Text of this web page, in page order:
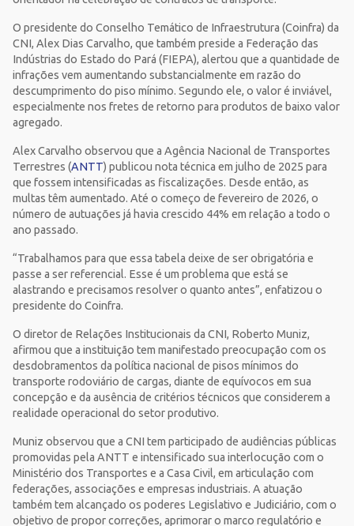
O presidente do Conselho Temático de Infraestrutura (Coinfra) da
CNI, Alex Dias Carvalho, que também preside a Federação das
Indústrias do Estado do Pará (FIEPA), alertou que a quantidade de
infrações vem aumentando substancialmente em razão do
descumprimento do piso mínimo. Segundo ele, o valor é inviável,
especialmente nos fretes de retorno para produtos de baixo valor
agregado.
Alex Carvalho observou que a Agência Nacional de Transportes
Terrestres (ANTT) publicou nota técnica em julho de 2025 para
que fossem intensificadas as fiscalizações. Desde então, as
multas têm aumentado. Até o começo de fevereiro de 2026, o
número de autuações já havia crescido 44% em relação a todo o
ano passado.
“Trabalhamos para que essa tabela deixe de ser obrigatória e
passe a ser referencial. Esse é um problema que está se
alastrando e precisamos resolver o quanto antes”, enfatizou o
presidente do Coinfra.
O diretor de Relações Institucionais da CNI, Roberto Muniz,
afirmou que a instituição tem manifestado preocupação com os
desdobramentos da política nacional de pisos mínimos do
transporte rodoviário de cargas, diante de equívocos em sua
concepção e da ausência de critérios técnicos que considerem a
realidade operacional do setor produtivo.
Muniz observou que a CNI tem participado de audiências públicas
promovidas pela ANTT e intensificado sua interlocução com o
Ministério dos Transportes e a Casa Civil, em articulação com
federações, associações e empresas industriais. A atuação
também tem alcançado os poderes Legislativo e Judiciário, com o
objetivo de propor correções, aprimorar o marco regulatório e